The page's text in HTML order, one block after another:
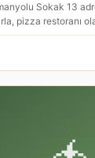
Sokak 13
pizza restoranı